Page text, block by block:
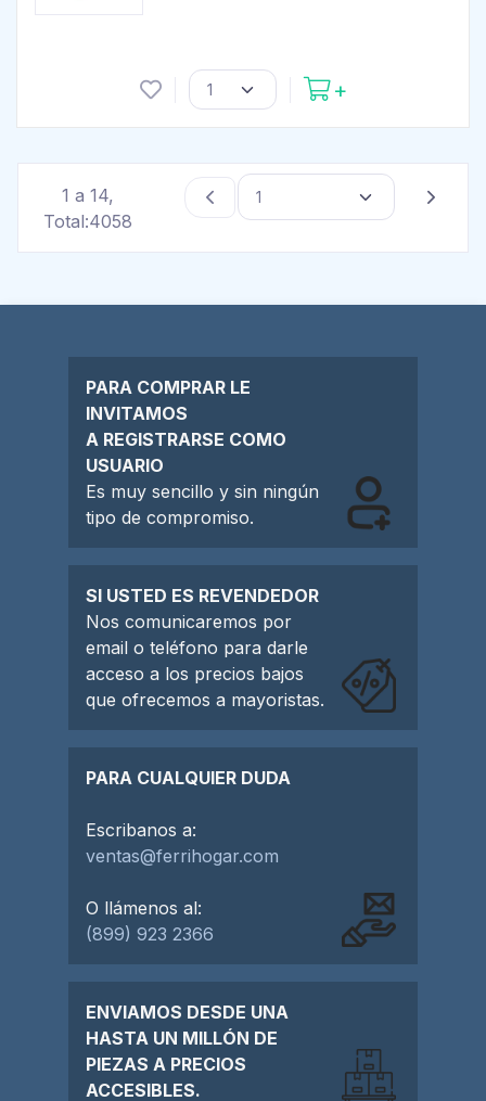
1 a 14,
Total:4058
PARA COMPRAR LE
INVITAMOS
A REGISTRARSE COMO
USUARIO
Es muy sencillo y sin ningún
tipo de compromiso.
SI USTED ES REVENDEDOR
Nos comunicaremos por
email o teléfono para darle
acceso a los precios bajos
que ofrecemos a mayoristas.
PARA CUALQUIER DUDA
Escribanos a:
ventas@ferrihogar.com
O llámenos al:
(899) 923 2366
ENVIAMOS DESDE UNA
HASTA UN MILLÓN DE
PIEZAS A PRECIOS
ACCESIBLES.